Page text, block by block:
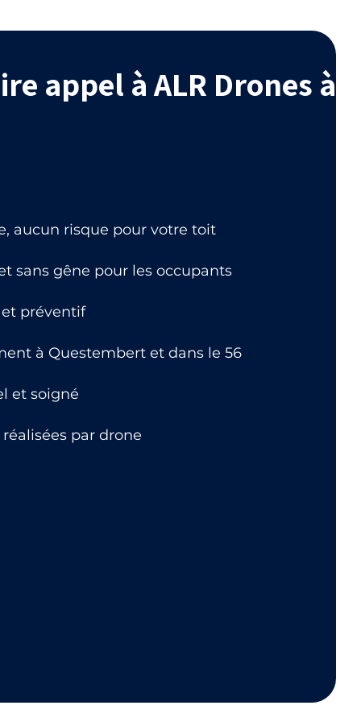
appel à ALR Drones à
aucun risque pour votre toit
sans gêne pour les occupants
préventif
à Questembert et dans le 56
et soigné
par drone